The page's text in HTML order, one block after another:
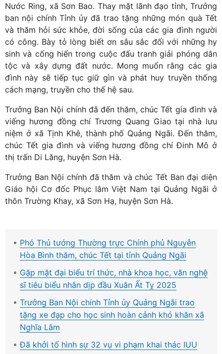
Nước Ring, xã Sơn Bao. Thay mặt lãnh đạo tỉnh, Trưởng
ban nội chính Tỉnh ủy đã trao tặng những món quà Tết
và thăm hỏi sức khỏe, đời sống của các gia đình người
có công. Bày tỏ lòng biết ơn sâu sắc đối với những hy
sinh và cống hiến trong cuộc đấu tranh giải phóng dân
tộc và xây dựng đất nước. Mong muốn rằng các gia
đình này sẽ tiếp tục giữ gìn và phát huy truyền thống
cách mạng, truyền cho thế hệ sau.
Trưởng Ban Nội chính đã đến thăm, chúc Tết gia đình và
viếng hương đồng chí Trương Quang Giao tại nhà lưu
niệm ở xã Tịnh Khê, thành phố Quảng Ngãi. Đến thăm,
chúc Tết gia đình và viếng hương đồng chí Đinh Mô ở
thị trấn Di Lăng, huyện Sơn Hà.
Trưởng Ban Nội chính đã thăm và chúc Tết Ban đại diện
Giáo hội Cơ đốc Phục lâm Việt Nam tại Quảng Ngãi ở
thôn Trường Khay, xã Sơn Hạ, huyện Sơn Hà.
Phó Thủ tướng Thường trực Chính phủ Nguyễn
Hòa Bình thăm, chúc Tết tại tỉnh Quảng Ngãi
Gặp mặt đại biểu trí thức, nhà khoa học, văn nghệ
sĩ tiêu biểu nhân dịp đầu Xuân Ất Tỵ 2025
Trưởng Ban Nội chính Tỉnh ủy Quảng Ngãi trao
tặng xe đạp cho học sinh hoàn cảnh khó khăn xã
Nghĩa Lâm
Đã khởi tố hình sự 32 vụ vi phạm khai thác IUU